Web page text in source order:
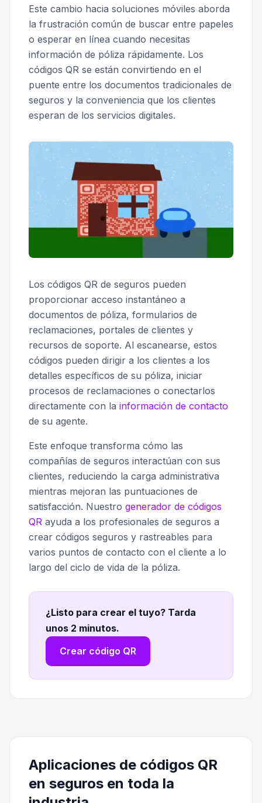
Este cambio hacia soluciones móviles aborda
la frustración común de buscar entre papeles
o esperar en línea cuando necesitas
información de póliza rápidamente. Los
códigos QR se están convirtiendo en el
puente entre los documentos tradicionales de
seguros y la conveniencia que los clientes
esperan de los servicios digitales.
Los códigos QR de seguros pueden
proporcionar acceso instantáneo a
documentos de póliza, formularios de
reclamaciones, portales de clientes y
recursos de soporte. Al escanearse, estos
códigos pueden dirigir a los clientes a los
detalles específicos de su póliza, iniciar
procesos de reclamaciones o conectarlos
directamente con la información de contacto
de su agente.
Este enfoque transforma cómo las
compañías de seguros interactúan con sus
clientes, reduciendo la carga administrativa
mientras mejoran las puntuaciones de
satisfacción. Nuestro generador de códigos
QR ayuda a los profesionales de seguros a
crear códigos seguros y rastreables para
varios puntos de contacto con el cliente a lo
largo del ciclo de vida de la póliza.
¿Listo para crear el tuyo? Tarda
unos 2 minutos.
Crear código QR
Aplicaciones de códigos QR
en seguros en toda la